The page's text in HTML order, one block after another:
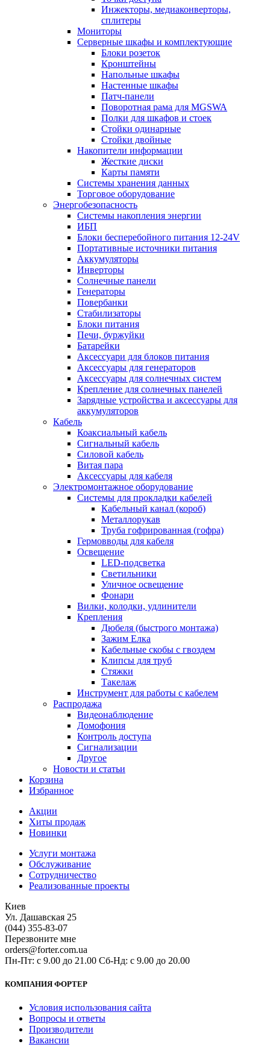
Инжекторы, медиаконверторы,
сплитеры
Мониторы
Серверные шкафы и комплектующие
Блоки розеток
Кронштейны
Напольные шкафы
Настенные шкафы
Патч-панели
Поворотная рама для MGSWA
Полки для шкафов и стоек
Стойки одинарные
Стойки двойные
Накопители информации
Жесткие диски
Карты памяти
Системы хранения данных
Торговое оборудование
Энергобезопасность
Системы накопления энергии
ИБП
Блоки бесперебойного питания 12-24V
Портативные источники питания
Аккумуляторы
Инверторы
Солнечные панели
Генераторы
Повербанки
Стабилизаторы
Блоки питания
Печи, буржуйки
Батарейки
Аксессуари для блоков питания
Аксессуары для генераторов
Аксессуары для солнечных систем
Крепление для солнечных панелей
Зарядные устройства и аксессуары для
аккумуляторов
Кабель
Коаксиальный кабель
Сигнальный кабель
Силовой кабель
Витая пара
Аксессуары для кабеля
Электромонтажное оборудование
Системы для прокладки кабелей
Кабельный канал (короб)
Металлорукав
Труба гофрированная (гофра)
Гермовводы для кабеля
Освещение
LED-подсветка
Светильники
Уличное освещение
Фонари
Вилки, колодки, удлинители
Крепления
Дюбеля (быстрого монтажа)
Зажим Елка
Кабельные скобы с гвоздем
Клипсы для труб
Стяжки
Такелаж
Инструмент для работы с кабелем
Распродажа
Видеонаблюдение
Домофония
Контроль доступа
Сигнализации
Другое
Новости и статьи
Корзина
Избранное
Акции
Хиты продаж
Новинки
Услуги монтажа
Обслуживание
Сотрудничество
Реализованные проекты
Киев
Ул. Дашавская 25
(044) 355-83-07
Перезвоните мне
orders@forter.com.ua
Пн-Пт: с 9.00 до 21.00 Сб-Нд: с 9.00 до 20.00
КОМПАНИЯ ФОРТЕР
Условия использования сайта
Вопросы и ответы
Производители
Вакансии